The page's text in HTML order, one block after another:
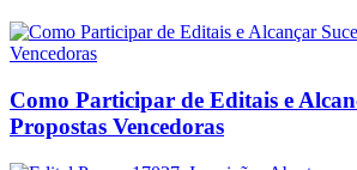
Como Participar de Editais e
Propostas Vencedoras